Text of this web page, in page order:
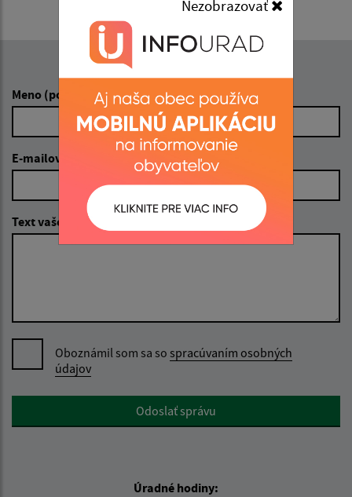
Meno (povinné)
E-mailová adresa (povinné)
Text vašej správy (povinné)
Oboznámil som sa so spracúvaním osobných
údajov
Google reCaptcha ResponseOdoslať správu
Úradné hodiny:
Nezobrazovať